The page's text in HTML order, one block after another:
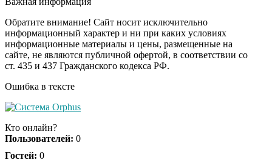
Поплавская вмазала
семейке Плющенко
i
Ржу не переставая, это
видео пересмотришь
не раз
Ролик длится пару
Обратите внимание! Сайт носит исключительно
информационный характер и ни при каких условиях
информационные материалы и цены, размещенные на
сайте, не являются публичной офертой, в соответствии со
ст. 435 и 437 Гражданского кодекса РФ.
Ошибка в тексте
Кто онлайн?
Пользователей: 0
Гостей: 0